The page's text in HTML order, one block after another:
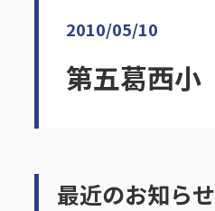
2010/05/10
第五葛西小
最近のお知らせ